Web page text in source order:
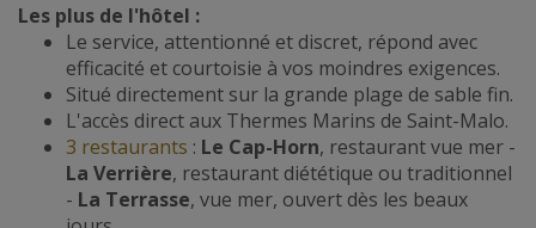
Les plus de l'hôtel :
Le service, attentionné et discret, répond avec
efficacité et courtoisie à vos moindres exigences.
Situé directement sur la grande plage de sable fin.
L'accès direct aux Thermes Marins de Saint-Malo.
3 restaurants : Le Cap-Horn, restaurant vue mer -
La Verrière, restaurant diététique ou traditionnel
- La Terrasse, vue mer, ouvert dès les beaux